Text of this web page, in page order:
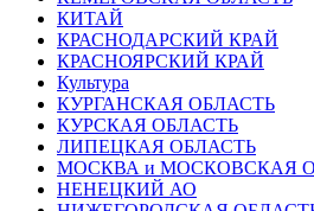
КИТАЙ
КРАСНОДАРСКИЙ КРАЙ
КРАСНОЯРСКИЙ КРАЙ
Культура
КУРГАНСКАЯ ОБЛАСТЬ
КУРСКАЯ ОБЛАСТЬ
ЛИПЕЦКАЯ ОБЛАСТЬ
МОСКВА и МОСКОВСКАЯ
НЕНЕЦКИЙ АО